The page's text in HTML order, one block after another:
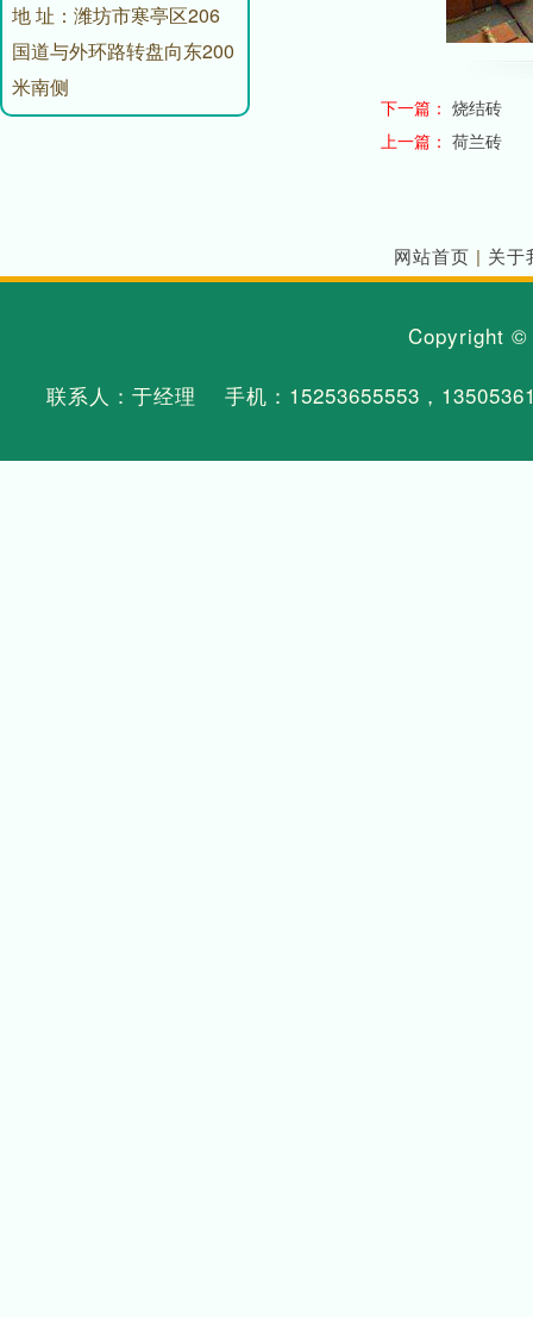
地 址：潍坊市寒亭区206
国道与外环路转盘向东200
米南侧
下一篇： 烧结砖
上一篇： 荷兰砖
网站首页 | 关于
Copyright
联系人：于经理 手机： 15253655553 ，